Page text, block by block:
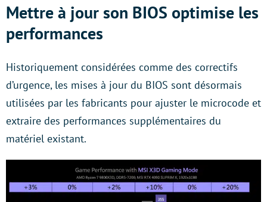
Mettre à jour son BIOS optimise les
performances
Historiquement considérées comme des correctifs
d’urgence, les mises à jour du BIOS sont désormais
utilisées par les fabricants pour ajuster le microcode et
extraire des performances supplémentaires du
matériel existant.